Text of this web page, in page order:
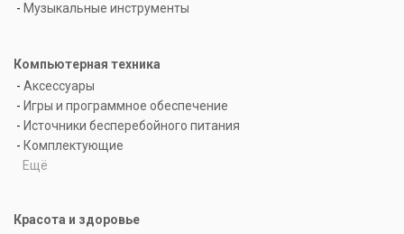
- Музыкальные инструменты
Компьютерная техника
- Аксессуары
- Игры и программное обеспечение
- Источники бесперебойного питания
- Комплектующие
Ещё
Красота и здоровье